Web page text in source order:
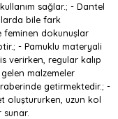
sağlar.; - Dantel
bile fark
feminen dokunuşlar
- Pamuklu materyali
verirken, regular kalıp
malzemeler
getirmektedir.; -
oluştururken, uzun kol